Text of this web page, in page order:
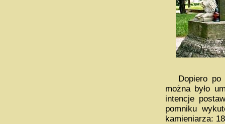
Dopiero po
można było
intencje
pomniku
kamieniarza: